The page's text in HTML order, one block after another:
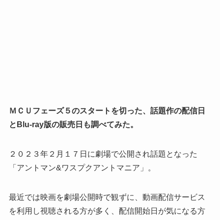
ＭＣＵフェーズ５のスタートを切った、話題作の配信日
とBlu-ray版の販売日も調べてみた。
２０２３年２月１７日に劇場で公開され話題となった
「アントマン&ワスプクアントマニア」。
最近では映画を劇場公開時で観ずに、動画配信サービス
を利用し視聴される方が多く、配信開始日が気になる方